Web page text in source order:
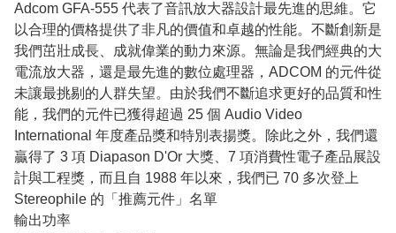
Adcom GFA-555 代表了音訊放大器設計最先進的思維。它
以合理的價格提供了非凡的價值和卓越的性能。不斷創新是
我們茁壯成長、成就偉業的動力來源。無論是我們經典的大
電流放大器，還是最先進的數位處理器，ADCOM 的元件從
未讓最挑剔的人群失望。由於我們不斷追求更好的品質和性
能，我們的元件已獲得超過 25 個 Audio Video
International 年度產品獎和特別表揚獎。除此之外，我們還
贏得了 3 項 Diapason D'Or 大獎、7 項消費性電子產品展設
計與工程獎，而且自 1988 年以來，我們已 70 多次登上
Stereophile 的「推薦元件」名單
輸出功率